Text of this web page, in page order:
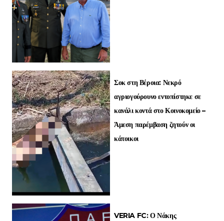
Σοκ στη Βέροια: Νεκρό
αγριογούρουνο εντοπίστηκε σε
κανάλι κοντά στο Κοινοκομείο –
Άμεση παρέμβαση ζητούν οι
κάτοικοι
VERIA FC: Ο Νάκης